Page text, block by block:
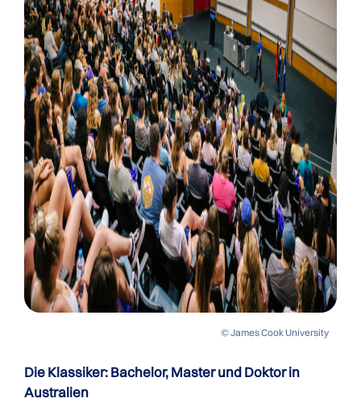
© James Cook University
Die Klassiker: Bachelor, Master und Doktor in
Australien